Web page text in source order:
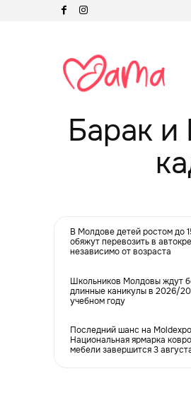
Барак
В Молдове детей ростом до
обяжут перевозить в
независимо от возраста
Школьников Молдовы ждут
длинные каникулы в 2026/
учебном году
Последний шанс на
Национальная ярмарка
мебели завершится 3